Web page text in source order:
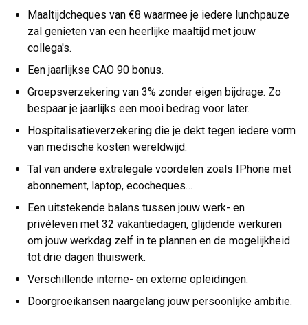
Maaltijdcheques van €8 waarmee je iedere lunchpauze
zal genieten van een heerlijke maaltijd met jouw
collega's.
Een jaarlijkse CAO 90 bonus.
Groepsverzekering van 3% zonder eigen bijdrage. Zo
bespaar je jaarlijks een mooi bedrag voor later.
Hospitalisatieverzekering die je dekt tegen iedere vorm
van medische kosten wereldwijd.
Tal van andere extralegale voordelen zoals IPhone met
abonnement, laptop, ecocheques…
Een uitstekende balans tussen jouw werk- en
privéleven met 32 vakantiedagen, glijdende werkuren
om jouw werkdag zelf in te plannen en de mogelijkheid
tot drie dagen thuiswerk.
Verschillende interne- en externe opleidingen.
Doorgroeikansen naargelang jouw persoonlijke ambitie.